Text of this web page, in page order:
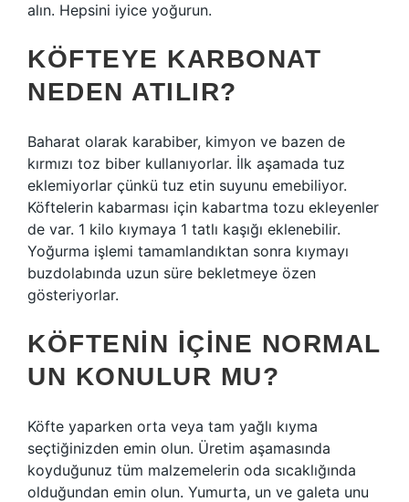
alın. Hepsini iyice yoğurun.
KÖFTEYE KARBONAT
NEDEN ATILIR?
Baharat olarak karabiber, kimyon ve bazen de
kırmızı toz biber kullanıyorlar. İlk aşamada tuz
eklemiyorlar çünkü tuz etin suyunu emebiliyor.
Köftelerin kabarması için kabartma tozu ekleyenler
de var. 1 kilo kıymaya 1 tatlı kaşığı eklenebilir.
Yoğurma işlemi tamamlandıktan sonra kıymayı
buzdolabında uzun süre bekletmeye özen
gösteriyorlar.
KÖFTENIN IÇINE NORMAL
UN KONULUR MU?
Köfte yaparken orta veya tam yağlı kıyma
seçtiğinizden emin olun. Üretim aşamasında
koyduğunuz tüm malzemelerin oda sıcaklığında
olduğundan emin olun. Yumurta, un ve galeta unu